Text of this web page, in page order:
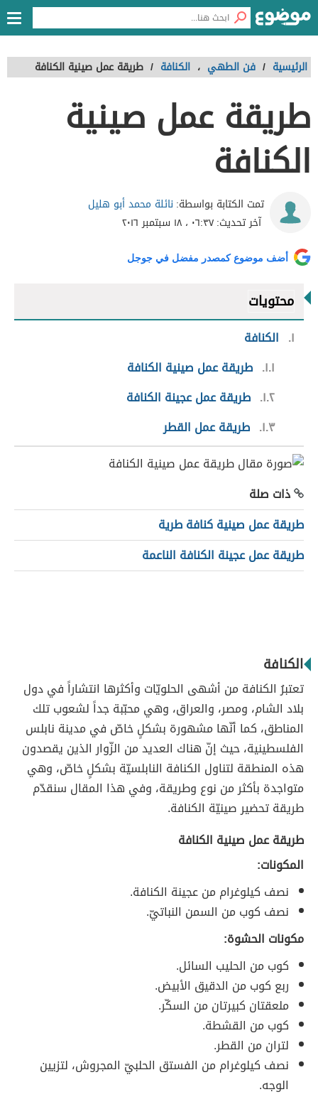
الرئيسية / فن الطهي ، الكنافة / طريقة عمل صينية الكنافة
طريقة عمل صينية
الكنافة
تمت الكتابة بواسطة: نائلة محمد أبو هليل
آخر تحديث:٠٦:٣٧ ، ١٨ سبتمبر ٢٠١٦
أضف موضوع كمصدر مفضل في جوجل
محتويات
١
الكنافة
١.١ طريقة عمل صينية الكنافة
١.٢ طريقة عمل عجينة الكنافة
١.٣ طريقة عمل القطر
ذات صلة
طريقة عمل صينية كنافة طرية
طريقة عمل عجينة الكنافة الناعمة
الكنافة
تعتبرُ الكنافة من أشهى الحلويّات وأكثرها انتشاراً في دول
بلاد الشام، ومصر، والعراق، وهي محبّبة جداً لشعوب تلك
المناطق، كما أنّها مشهورة بشكلٍ خاصّ في مدينة نابلس
الفلسطينية، حيث إنّ هناك العديد من الزّوار الذين يقصدون
هذه المنطقة لتناول الكنافة النابلسيّة بشكلٍ خاصّ، وهي
متواجدة بأكثر من نوع وطريقة، وفي هذا المقال سنقدّم
طريقة تحضير صينيّة الكنافة.
طريقة عمل صينية الكنافة
المكونات:
نصف كيلوغرام من عجينة الكنافة.
نصف كوب من السمن النباتيّ.
مكونات الحشوة:
كوب من الحليب السائل.
ربع كوب من الدقيق الأبيض.
ملعقتان كبيرتان من السكّر.
كوب من القشطة.
لتران من القطر.
نصف كيلوغرام من الفستق الحلبيّ المجروش، لتزيين
الوجه.